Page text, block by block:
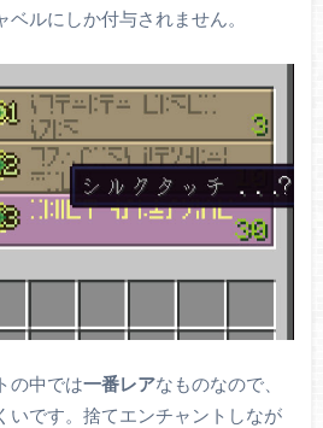
ルにしか付与されません。
の中では一番レアなものなので、
いです。捨てエンチャントしなが